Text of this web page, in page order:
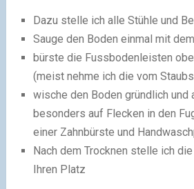
Dazu stelle ich alle Stühle und
Sauge den Boden einmal mit
bürste die Fussbodenleisten
(meist nehme ich die vom
wische den Boden gründlich und
besonders auf Flecken in den
einer Zahnbürste und
Nach dem Trocknen stelle ich
Ihren Platz